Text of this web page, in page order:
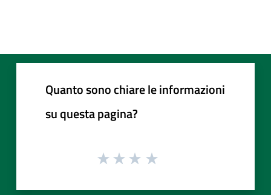
Quanto sono chiare le informazioni
su questa pagina?